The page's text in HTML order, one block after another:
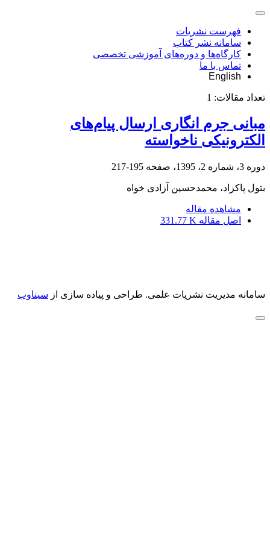
فهرست نشریات
سامانه نشر کتاب
کارگاه‌ها و دوره‌های آموزشی تخصصی
تماس با ما
English
تعداد مقالات: 1
مبانی جرم ‏انگاری ارسال پیام‌های
الکترونیکی ناخواسته
دوره 3، شماره 2، 1395، صفحه 195-217
بتول پاکزاد، محمدحسین آزادی خواه
مشاهده مقاله
اصل مقاله 331.77 K
سامانه مدیریت نشریات علمی. طراحی و پیاده سازی از سیناوب